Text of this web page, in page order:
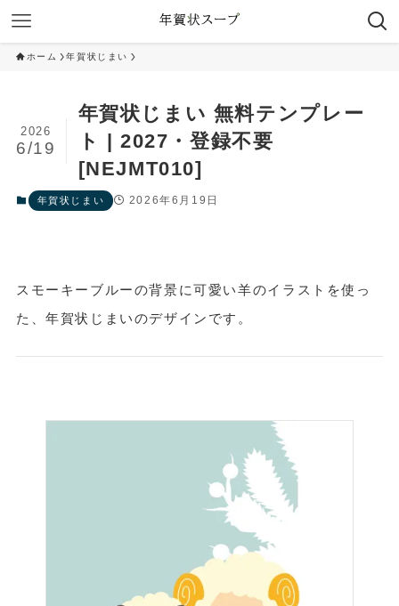
ホーム 年賀状じまい
年賀状じまい 無料テンプレー
ト | 2027・登録不要
[NEJMT010]
2026
6/19
年賀状じまい 2026年6月19日
スモーキーブルーの背景に可愛い羊のイラストを使っ
た、年賀状じまいのデザインです。